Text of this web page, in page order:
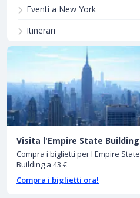
Eventi a New York
Itinerari
Visita l'Empire State Building
Compra i biglietti per l'Empire State
Building a 43 €
Compra i biglietti ora!